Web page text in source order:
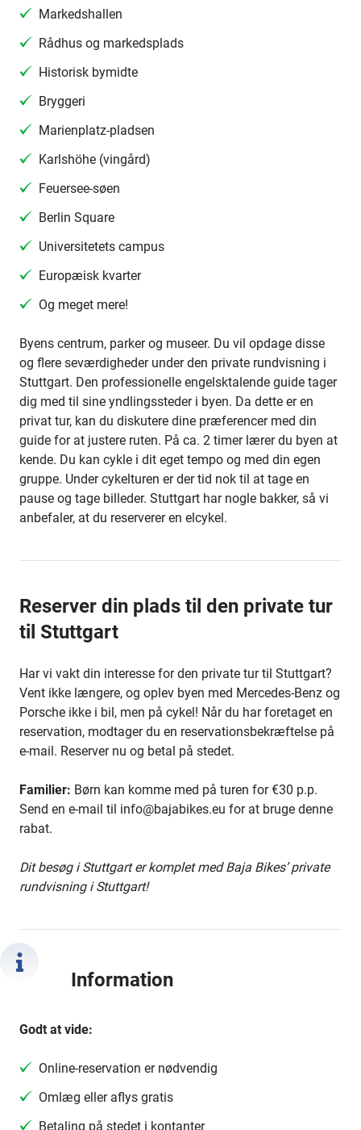
Markedshallen
Rådhus og markedsplads
Historisk bymidte
Bryggeri
Marienplatz-pladsen
Karlshöhe (vingård)
Feuersee-søen
Berlin Square
Universitetets campus
Europæisk kvarter
Og meget mere!
Byens centrum, parker og museer. Du vil opdage disse
og flere seværdigheder under den private rundvisning i
Stuttgart. Den professionelle engelsktalende guide tager
dig med til sine yndlingssteder i byen. Da dette er en
privat tur, kan du diskutere dine præferencer med din
guide for at justere ruten. På ca. 2 timer lærer du byen at
kende. Du kan cykle i dit eget tempo og med din egen
gruppe. Under cykelturen er der tid nok til at tage en
pause og tage billeder. Stuttgart har nogle bakker, så vi
anbefaler, at du reserverer en elcykel.
Reserver din plads til den private tur
til Stuttgart
Har vi vakt din interesse for den private tur til Stuttgart?
Vent ikke længere, og oplev byen med Mercedes-Benz og
Porsche ikke i bil, men på cykel! Når du har foretaget en
reservation, modtager du en reservationsbekræftelse på
e-mail. Reserver nu og betal på stedet.
Familier: Børn kan komme med på turen for €30 p.p.
Send en e-mail til info@bajabikes.eu for at bruge denne
rabat.
Dit besøg i Stuttgart er komplet med Baja Bikes’ private
rundvisning i Stuttgart!
Information
Godt at vide:
Online-reservation er nødvendig
Omlæg eller aflys gratis
Betaling på stedet i kontanter